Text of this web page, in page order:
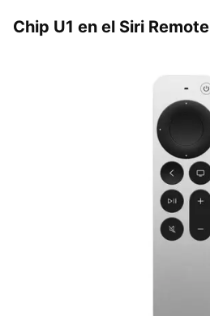
Chip U1 en el Siri Remote